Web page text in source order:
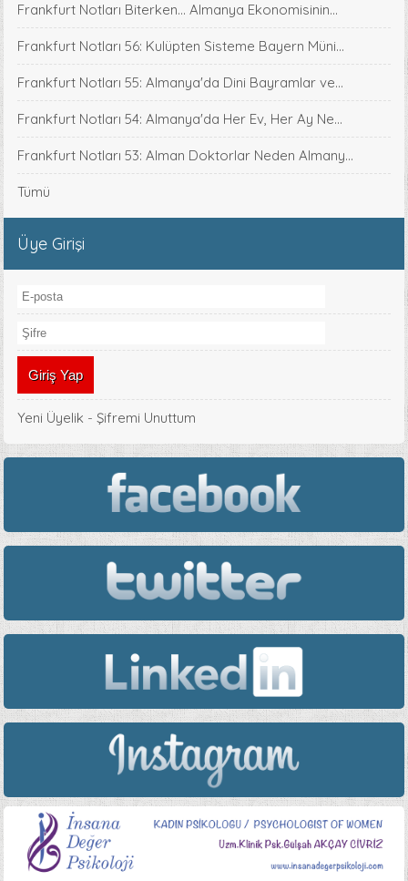
Frankfurt Notları Biterken... Almanya Ekonomisinin...
Frankfurt Notları 56: Kulüpten Sisteme Bayern Müni...
Frankfurt Notları 55: Almanya'da Dini Bayramlar ve...
Frankfurt Notları 54: Almanya'da Her Ev, Her Ay Ne...
Frankfurt Notları 53: Alman Doktorlar Neden Almany...
Tümü
Üye Girişi
Yeni Üyelik -Şifremi Unuttum